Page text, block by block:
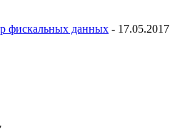
фискальных данных - 17.05.2017